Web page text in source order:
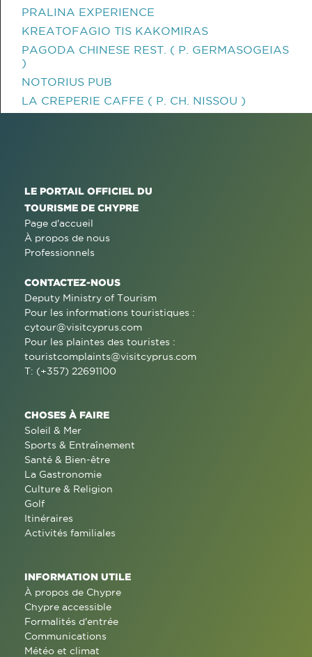
PRALINA EXPERIENCE
KREATOFAGIO TIS KAKOMIRAS
PAGODA CHINESE REST. ( P. GERMASOGEIAS
)
NOTORIUS PUB
LA CREPERIE CAFFE ( P. CH. NISSOU )
LE PORTAIL OFFICIEL DU
TOURISME DE CHYPRE
Page d'accueil
À propos de nous
Professionnels
CONTACTEZ-NOUS
Deputy Ministry of Tourism
Pour les informations touristiques :
cytour@visitcyprus.com
Pour les plaintes des touristes :
touristcomplaints@visitcyprus.com
T: (+357) 22691100
CHOSES À FAIRE
Soleil & Mer
Sports & Entraînement
Santé & Bien-être
La Gastronomie
Culture & Religion
Golf
Itinéraires
Activités familiales
INFORMATION UTILE
À propos de Chypre
Chypre accessible
Formalités d'entrée
Communications
Météo et climat